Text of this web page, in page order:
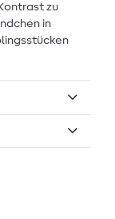
zu
in